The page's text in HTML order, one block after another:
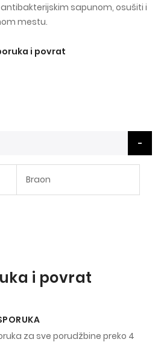
sapunom, osušiti i
mestu.
i povrat
Braon
i povrat
za sve porudžbine preko 4